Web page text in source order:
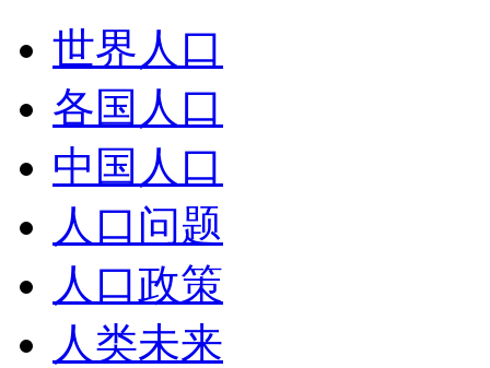
世界人口
各国人口
中国人口
人口问题
人口政策
人类未来